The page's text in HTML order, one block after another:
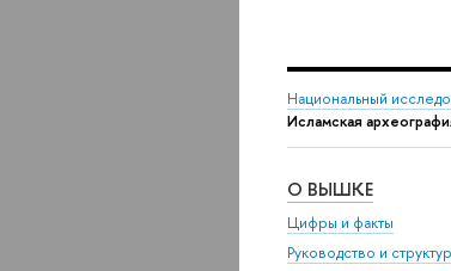
Национальный
Исламская
О ВЫШКЕ
Цифры и факты
Руководство и